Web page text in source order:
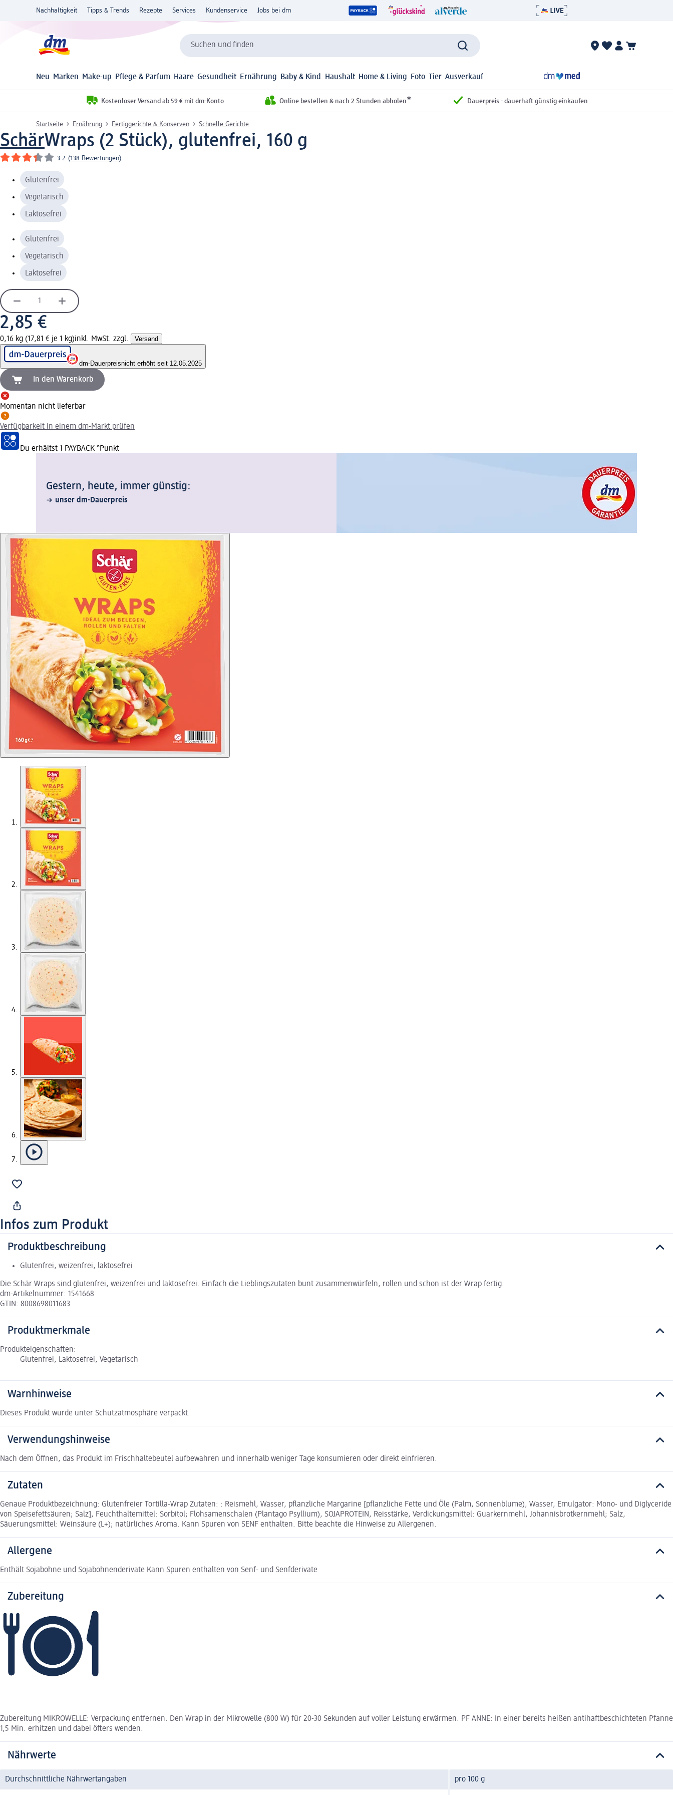
Nachhaltigkeit Tipps & Trends Rezepte Services Kundenservice Jobs bei dm
Suchen und finden
Neu Marken Make-up Pflege & Parfum Haare Gesundheit Ernährung Baby & Kind Haushalt Home & Living Foto Tier Ausverkauf
Kostenloser Versand ab 59 € mit dm-Konto Online bestellen & nach 2 Stunden abholen* Dauerpreis - dauerhaft günstig einkaufen
Startseite Ernährung Fertiggerichte & Konserven Schnelle Gerichte
SchärWraps (2 Stück), glutenfrei, 160 g
3.2 (138 Bewertungen)
Glutenfrei
Vegetarisch
Laktosefrei
Glutenfrei
Vegetarisch
Laktosefrei
2,85 €
0,16 kg (17,81 € je 1 kg)inkl. MwSt. zzgl. Versand
dm-Dauerpreisnicht erhöht seit 12.05.2025
In den Warenkorb
Momentan nicht lieferbar
Verfügbarkeit in einem dm-Markt prüfen
Du erhältst 1 PAYBACK °Punkt
Gestern, heute, immer günstig:
unser dm-Dauerpreis
Infos zum Produkt
Produktbeschreibung
Glutenfrei, weizenfrei, laktosefrei
Die Schär Wraps sind glutenfrei, weizenfrei und laktosefrei. Einfach die Lieblingszutaten bunt zusammenwürfeln, rollen und schon ist der Wrap fertig.
dm-Artikelnummer: 1541668
GTIN: 8008698011683
Produktmerkmale
Produkteigenschaften:
Glutenfrei, Laktosefrei, Vegetarisch
Warnhinweise
Dieses Produkt wurde unter Schutzatmosphäre verpackt.
Verwendungshinweise
Nach dem Öffnen, das Produkt im Frischhaltebeutel aufbewahren und innerhalb weniger Tage konsumieren oder direkt einfrieren.
Zutaten
Genaue Produktbezeichnung: Glutenfreier Tortilla-Wrap Zutaten: : Reismehl, Wasser, pflanzliche Margarine [pflanzliche Fette und Öle (Palm, Sonnenblume), Wasser, Emulgator: Mono- und Diglyceride
von Speisefettsäuren; Salz], Feuchthaltemittel: Sorbitol; Flohsamenschalen (Plantago Psyllium), SOJAPROTEIN, Reisstärke, Verdickungsmittel: Guarkernmehl, Johannisbrotkernmehl; Salz,
Säuerungsmittel: Weinsäure (L+); natürliches Aroma. Kann Spuren von SENF enthalten. Bitte beachte die Hinweise zu Allergenen.
Allergene
Enthält Sojabohne und Sojabohnenderivate Kann Spuren enthalten von Senf- und Senfderivate
Zubereitung
Zubereitung MIKROWELLE: Verpackung entfernen. Den Wrap in der Mikrowelle (800 W) für 20-30 Sekunden auf voller Leistung erwärmen. PF ANNE: In einer bereits heißen antihaftbeschichteten Pfanne
1,5 Min. erhitzen und dabei öfters wenden.
Nährwerte
Durchschnittliche Nährwertangaben pro 100 g